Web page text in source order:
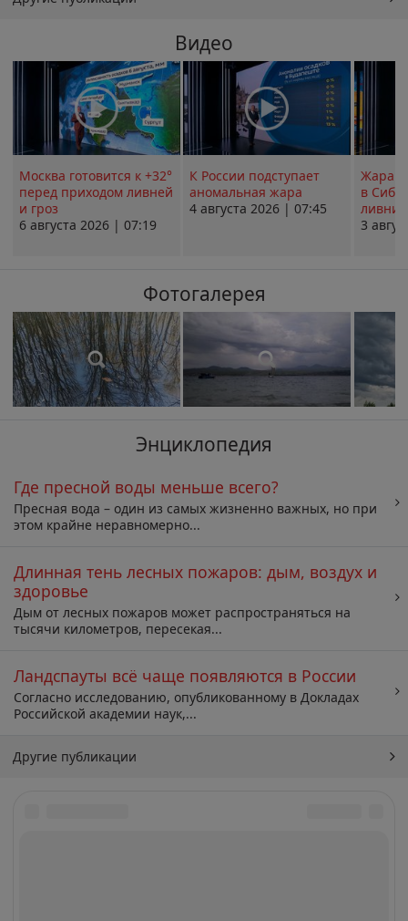
Видео
Москва готовится к +32°
перед приходом ливней
и гроз
6 августа 2026 | 07:19
К России подступает
аномальная жара
4 августа 2026 | 07:45
Жара в
в
ливни
3
Фотогалерея
Энциклопедия
Где пресной воды меньше всего?
Пресная вода – один из самых жизненно важных, но при
этом крайне неравномерно...
Длинная тень лесных пожаров: дым, воздух и
здоровье
Дым от лесных пожаров может распространяться на
тысячи километров, пересекая...
Ландспауты всё чаще появляются в России
Согласно исследованию, опубликованному в Докладах
Российской академии наук,...
Другие публикации